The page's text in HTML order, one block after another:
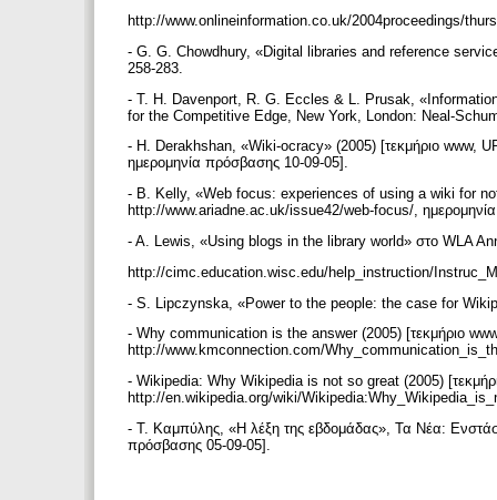
http://www.onlineinformation.co.uk/2004proceedings/
- G. G. Chowdhury, «Digital libraries and reference
258-283.
- T. H. Davenport, R. G. Eccles & L. Prusak,
for the Competitive Edge, New York, London: Neal-
- H. Derakhshan, «Wiki-ocracy» (2005) [τεκμήριο www,
ημερομηνία πρόσβασης 10-09-05].
- B. Kelly, «Web focus: experiences of using a wiki for
http://www.ariadne.ac.uk/issue42/web-focus/,
- A. Lewis, «Using blogs in the library world» στο WLA
http://cimc.education.wisc.edu/help_instruction/
- S. Lipczynska, «Power to the people: the case for
- Why communication is the answer (2005) [τεκμήριο
http://www.kmconnection.com/
- Wikipedia: Why Wikipedia is not so great (2005)
http://en.wikipedia.org/wiki/
- Τ. Καμπύλης, «Η λέξη της εβδομάδας», Τα Νέα:
πρόσβασης 05-09-05].